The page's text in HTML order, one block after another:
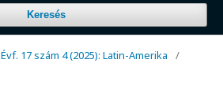
Keresés
Évf. 17 szám 4 (2025): Latin-Amerika
/